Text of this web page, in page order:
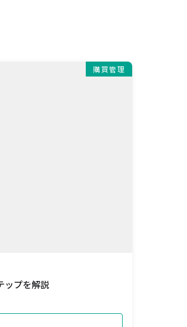
購買管理
ップを解説